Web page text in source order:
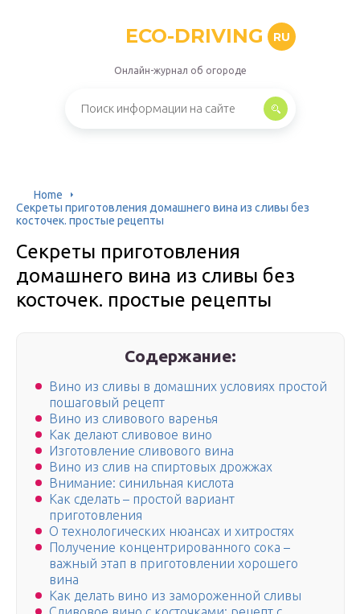
ECO-DRIVING RU
Онлайн-журнал об огороде
Home
Секреты приготовления домашнего вина из сливы без
косточек. простые рецепты
Секреты приготовления
домашнего вина из сливы без
косточек. простые рецепты
Содержание:
Вино из сливы в домашних условиях простой
пошаговый рецепт
Вино из сливового варенья
Как делают сливовое вино
Изготовление сливового вина
Вино из слив на спиртовых дрожжах
Внимание: синильная кислота
Как сделать – простой вариант
приготовления
О технологических нюансах и хитростях
Получение концентрированного сока –
важный этап в приготовлении хорошего
вина
Как делать вино из замороженной сливы